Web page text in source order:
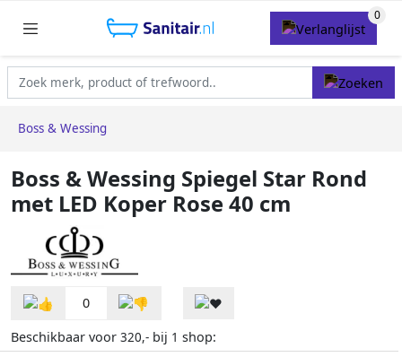
Boss & Wessing
Boss & Wessing Spiegel Star Rond
met LED Koper Rose 40 cm
0
Beschikbaar voor 320,- bij 1 shop: